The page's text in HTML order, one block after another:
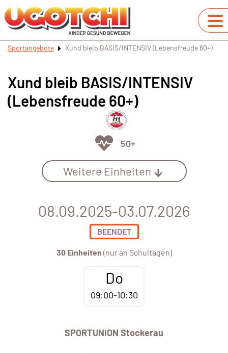
Sportangebote Xund bleib BASIS/INTENSIV (Lebensfreude 60+)
Xund bleib BASIS/INTENSIV
(Lebensfreude 60+)
50+
Weitere Einheiten
08.09.2025-03.07.2026
BEENDET
30 Einheiten (nur an Schultagen)
Do
09:00-10:30
SPORTUNION Stockerau